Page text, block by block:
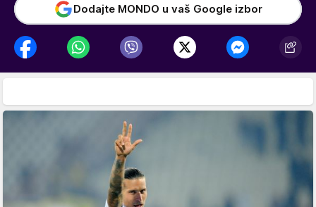
Dodajte MONDO u vaš Google izbor